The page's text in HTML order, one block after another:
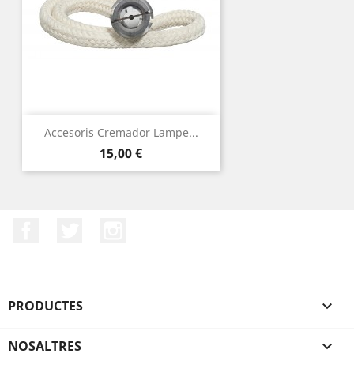
Accesoris Cremador Lampe...
Preu
15,00 €
PRODUCTES 
NOSALTRES 